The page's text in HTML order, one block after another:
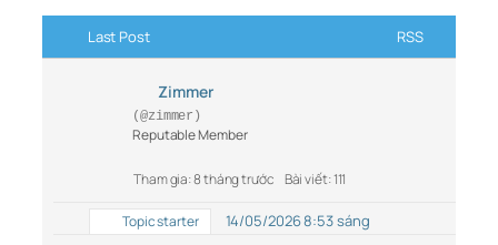
Last Post RSS
Zimmer
(@zimmer)
Reputable Member
Tham gia: 8 tháng trước Bài viết: 111
Topic starter 14/05/2026 8:53 sáng